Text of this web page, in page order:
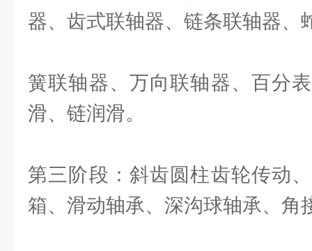
器、齿式联轴器、链条联轴器、
簧联轴器、万向联轴器、百分
滑、链润滑。
第三阶段：斜齿圆柱齿轮传动
箱、滑动轴承、深沟球轴承、角